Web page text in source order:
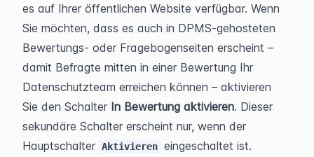
es auf Ihrer öffentlichen Website verfügbar. Wenn
Sie möchten, dass es auch in DPMS-gehosteten
Bewertungs- oder Fragebogenseiten erscheint –
damit Befragte mitten in einer Bewertung Ihr
Datenschutzteam erreichen können – aktivieren
Sie den Schalter In Bewertung aktivieren. Dieser
sekundäre Schalter erscheint nur, wenn der
Hauptschalter Aktivieren eingeschaltet ist.